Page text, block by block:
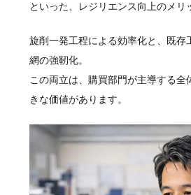
といった、レジリエンス向上のメリ
旋削一発工程による効率化と、既存
網の強靭化。
この両立は、購買部門が主導する全
きな価値があります。